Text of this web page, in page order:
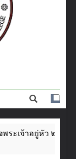
ษา
รค์
ระเจ้าอยู่หัว ๒๘ ก